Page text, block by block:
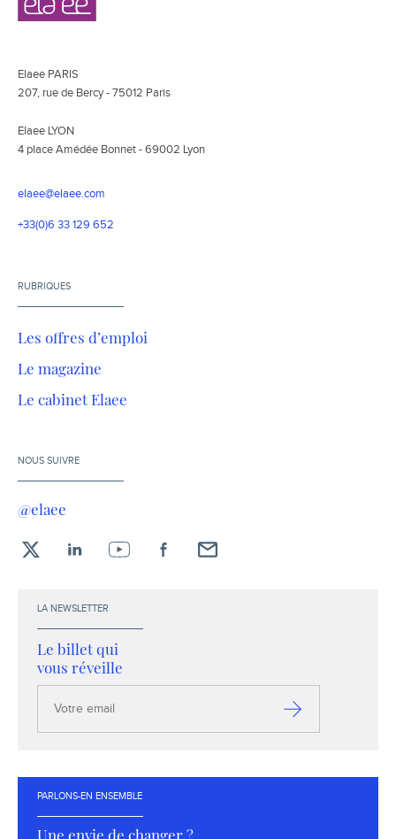
Elaee PARIS
207, rue de Bercy - 75012 Paris
Elaee LYON
4 place Amédée Bonnet - 69002 Lyon
elaee@elaee.com
+33(0)6 33 129 652
RUBRIQUES
Les offres d’emploi
Le magazine
Le cabinet Elaee
NOUS SUIVRE
@elaee
LA NEWSLETTER
Le billet qui
vous réveille
email
S’inscrire
PARLONS-EN ENSEMBLE
Une envie de changer ?